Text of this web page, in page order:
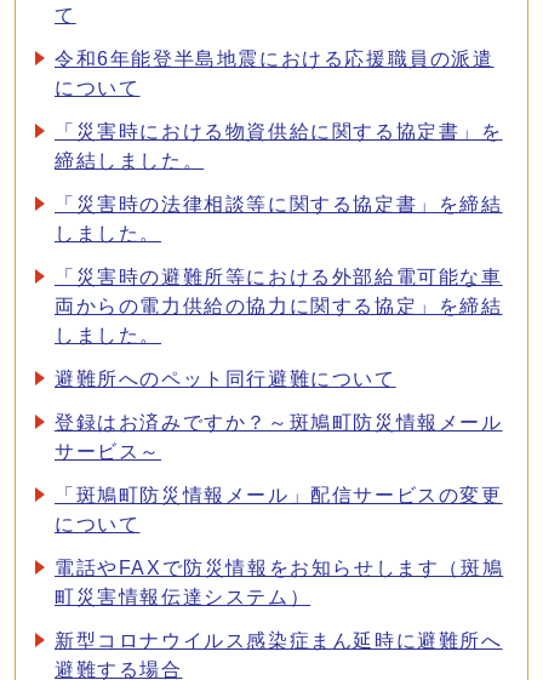
て
令和6年能登半島地震における応援職員の派遣
について
「災害時における物資供給に関する協定書」を
締結しました。
「災害時の法律相談等に関する協定書」を締結
しました。
「災害時の避難所等における外部給電可能な車
両からの電力供給の協力に関する協定」を締結
しました。
避難所へのペット同行避難について
登録はお済みですか？～斑鳩町防災情報メール
サービス～
「斑鳩町防災情報メール」配信サービスの変更
について
電話やFAXで防災情報をお知らせします（斑鳩
町災害情報伝達システム）
新型コロナウイルス感染症まん延時に避難所へ
避難する場合